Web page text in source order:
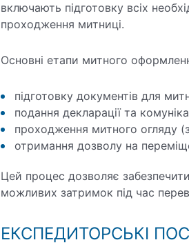
включають підготовку всіх
проходження митниці.
Основні етапи митного
підготовку документів для
подання декларації та
проходження митного огляду
отримання дозволу на
Цей процес дозволяє
можливих затримок під час
ЕКСПЕДИТОРСЬКІ